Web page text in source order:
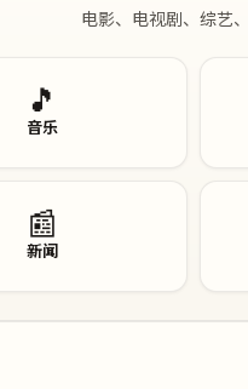
电影、电视剧、综艺
🎵
音乐
📰
新闻